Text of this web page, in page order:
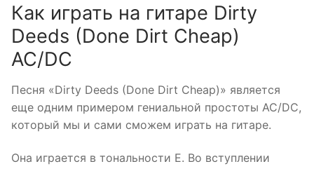
Уроки
Песни под гитару
Ноты для гитары
Виртуозы гитаристы
Как играть на гитаре Dirty
Deeds (Done Dirt Cheap)
AC/DC
Песня «Dirty Deeds (Done Dirt Cheap)» является
еще одним примером гениальной простоты AC/DC,
который мы и сами сможем играть на гитаре.
Она играется в тональности E. Во вступлении